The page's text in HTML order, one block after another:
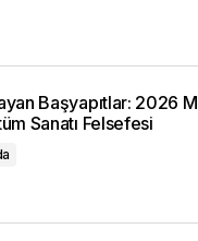
Başyapıtlar: 2026
Sanatı Felsefesi